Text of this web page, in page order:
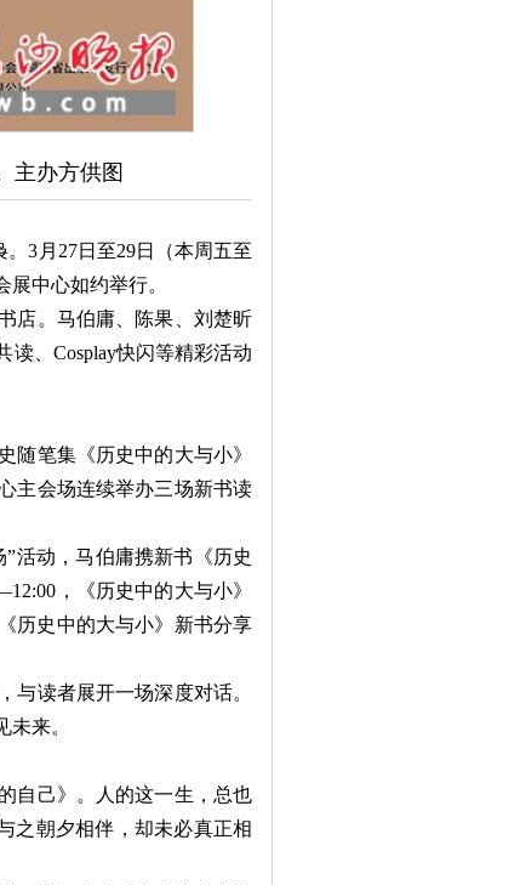
主办方供图
3月27日至29日（本周五至
中心如约举行。
。马伯庸、陈果、刘楚昕
、Cosplay快闪等精彩活动
笔集《历史中的大与小》
主会场连续举办三场新书读
活动，马伯庸携新书《历史
，《历史中的大与小》
历史中的大与小》新书分享
读者展开一场深度对话。
来。
己》。人的这一生，总也
之朝夕相伴，却未必真正相